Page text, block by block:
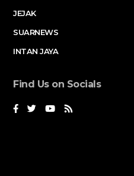
JEJAK
SUARNEWS
INTAN JAYA
Find Us on Socials